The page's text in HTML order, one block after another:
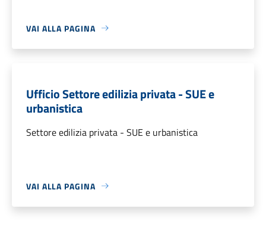
VAI ALLA PAGINA
Ufficio Settore edilizia privata - SUE e
urbanistica
Settore edilizia privata - SUE e urbanistica
VAI ALLA PAGINA